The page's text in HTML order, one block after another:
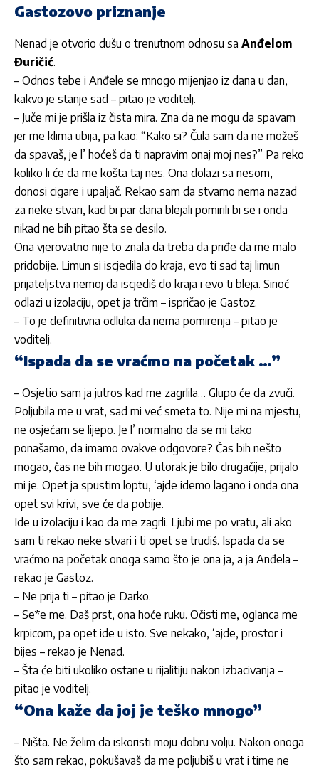
Gastozovo priznanje
Nenad je otvorio dušu o trenutnom odnosu sa Anđelom
Đuričić.
– Odnos tebe i Anđele se mnogo mijenjao iz dana u dan,
kakvo je stanje sad – pitao je voditelj.
– Juče mi je prišla iz čista mira. Zna da ne mogu da spavam
jer me klima ubija, pa kao: “Kako si? Čula sam da ne možeš
da spavaš, je l’ hoćeš da ti napravim onaj moj nes?” Pa reko
koliko li će da me košta taj nes. Ona dolazi sa nesom,
donosi cigare i upaljač. Rekao sam da stvarno nema nazad
za neke stvari, kad bi par dana blejali pomirili bi se i onda
nikad ne bih pitao šta se desilo.
Ona vjerovatno nije to znala da treba da priđe da me malo
pridobije. Limun si iscjedila do kraja, evo ti sad taj limun
prijateljstva nemoj da iscjediš do kraja i evo ti bleja. Sinoć
odlazi u izolaciju, opet ja trčim – ispričao je Gastoz.
– To je definitivna odluka da nema pomirenja – pitao je
voditelj.
“Ispada da se vraćmo na početak …”
– Osjetio sam ja jutros kad me zagrlila… Glupo će da zvuči.
Poljubila me u vrat, sad mi već smeta to. Nije mi na mjestu,
ne osjećam se lijepo. Je l’ normalno da se mi tako
ponašamo, da imamo ovakve odgovore? Čas bih nešto
mogao, čas ne bih mogao. U utorak je bilo drugačije, prijalo
mi je. Opet ja spustim loptu, ‘ajde idemo lagano i onda ona
opet svi krivi, sve će da pobije.
Ide u izolaciju i kao da me zagrli. Ljubi me po vratu, ali ako
sam ti rekao neke stvari i ti opet se trudiš. Ispada da se
vraćmo na početak onoga samo što je ona ja, a ja Anđela –
rekao je Gastoz.
– Ne prija ti – pitao je Darko.
– Se*e me. Daš prst, ona hoće ruku. Očisti me, oglanca me
krpicom, pa opet ide u isto. Sve nekako, ‘ajde, prostor i
bijes – rekao je Nenad.
– Šta će biti ukoliko ostane u rijalitiju nakon izbacivanja –
pitao je voditelj.
“Ona kaže da joj je teško mnogo”
– Ništa. Ne želim da iskoristi moju dobru volju. Nakon onoga
što sam rekao, pokušavaš da me poljubiš u vrat i time ne